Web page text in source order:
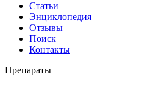
Статьи
Энциклопедия
Отзывы
Поиск
Контакты
Препараты